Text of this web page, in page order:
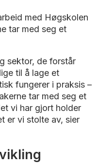
med Høgskolen
tar med seg et
sektor, de forstår
til å lage et
fungerer i praksis –
tar med seg et
vi har gjort holder
er vi stolte av, sier